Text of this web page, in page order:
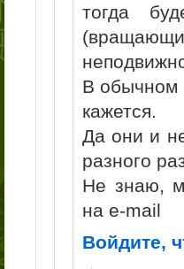
тогда
В обычном
кажется.
Да они и
разного
Не знаю,
на e-mail
Войдите,